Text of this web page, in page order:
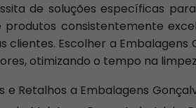
de soluções específicas
consistentemente
Escolher a Embalagens
otimizando o tempo na
e Retalhos a Embalagens